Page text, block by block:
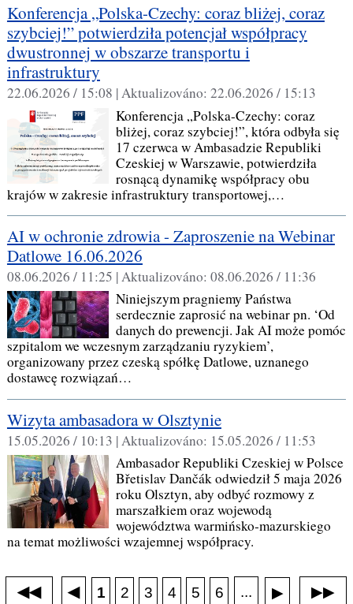
Konferencja „Polska-Czechy: coraz bliżej, coraz
szybciej!” potwierdziła potencjał współpracy
dwustronnej w obszarze transportu i
infrastruktury
22.06.2026 / 15:08 |Aktualizováno: 22.06.2026 / 15:13
Konferencja „Polska-Czechy: coraz
bliżej, coraz szybciej!”, która odbyła się
17 czerwca w Ambasadzie Republiki
Czeskiej w Warszawie, potwierdziła
rosnącą dynamikę współpracy obu
krajów w zakresie infrastruktury transportowej,…
AI w ochronie zdrowia - Zaproszenie na Webinar
Datlowe 16.06.2026
08.06.2026 / 11:25 |Aktualizováno: 08.06.2026 / 11:36
Niniejszym pragniemy Państwa
serdecznie zaprosić na webinar pn. ‘Od
danych do prewencji. Jak AI może pomóc
szpitalom we wczesnym zarządzaniu ryzykiem’,
organizowany przez czeską spółkę Datlowe, uznanego
dostawcę rozwiązań…
Wizyta ambasadora w Olsztynie
15.05.2026 / 10:13 |Aktualizováno: 15.05.2026 / 11:53
Ambasador Republiki Czeskiej w Polsce
Břetislav Dančák odwiedził 5 maja 2026
roku Olsztyn, aby odbyć rozmowy z
marszałkiem oraz wojewodą
województwa warmińsko‑mazurskiego
na temat możliwości wzajemnej współpracy.
◀◀ ◀ 1 2 3 4 5 6 ... ▶ ▶▶